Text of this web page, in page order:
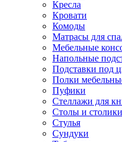
Кресла
Кровати
Комоды
Матрасы для
Мебельные
Напольные
Подставки под
Полки
Пуфики
Стеллажи для
Столы и столики
Стулья
Сундуки